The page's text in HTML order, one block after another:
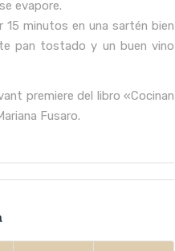
evapore.
15 minutos en una sartén bien
pan tostado y un buen vino
premiere del libro «Cocinan
Fusaro.